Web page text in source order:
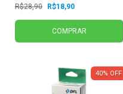
R$28,90 R$18,90
COMPRAR
40% OFF